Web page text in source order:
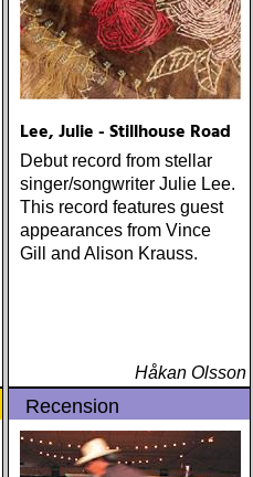
Lee, Julie - Stillhouse Road
Debut record from stellar
singer/songwriter Julie Lee.
This record features guest
appearances from Vince
Gill and Alison Krauss.
Håkan Olsson
Recension